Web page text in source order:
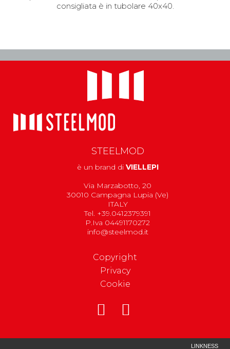
consigliata è in tubolare 40x40.
STEELMOD
è un brand di VIELLEPI
Via Marzabotto, 20
30010 Campagna Lupia (Ve)
ITALY
Tel. +39.0412379391
P.Iva 04491170272
info@steelmod.it
Copyright
Privacy
Cookie
LINKNESS